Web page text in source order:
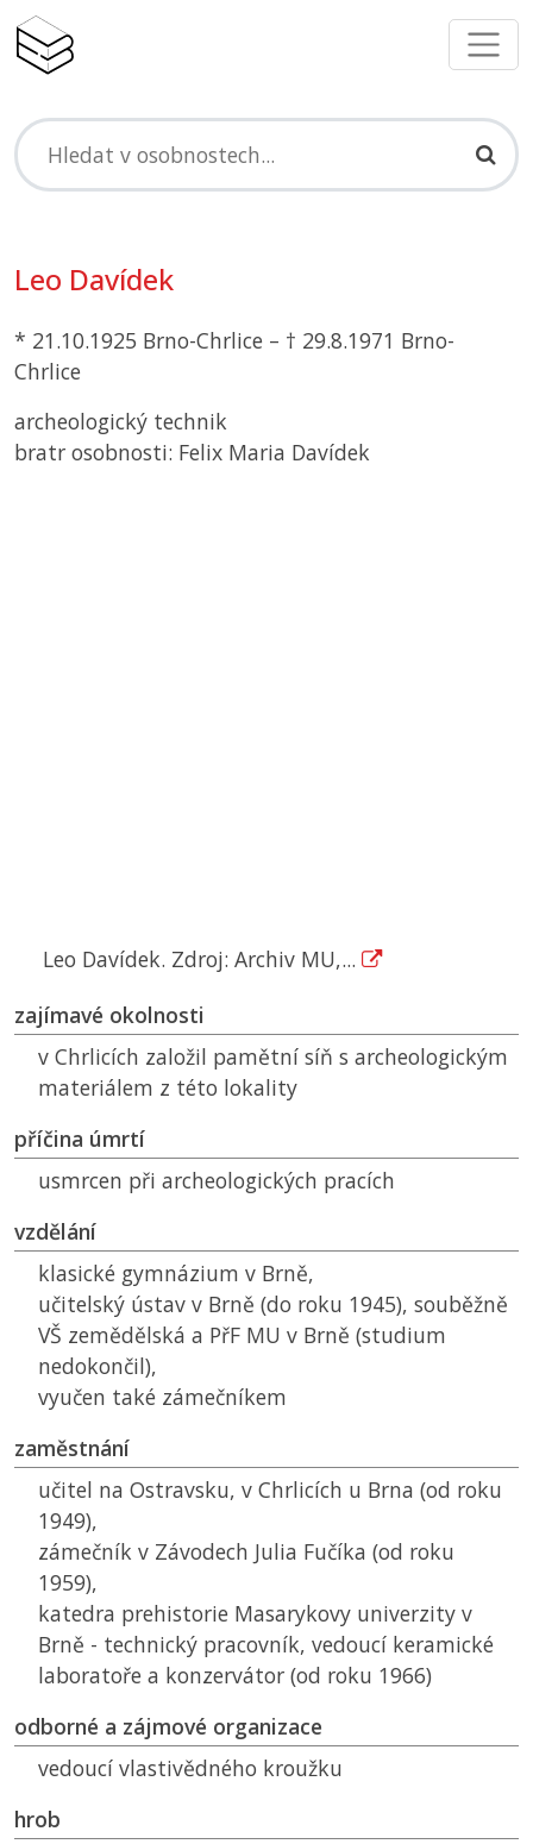
Leo Davídek
* 21.10.1925 Brno-Chrlice – † 29.8.1971 Brno-
Chrlice
archeologický technik
bratr osobnosti: Felix Maria Davídek
Leo Davídek. Zdroj: Archiv MU,...
zajímavé okolnosti
v Chrlicích založil pamětní síň s archeologickým
materiálem z této lokality
příčina úmrtí
usmrcen při archeologických pracích
vzdělání
klasické gymnázium v Brně,
učitelský ústav v Brně (do roku 1945), souběžně
VŠ zemědělská a PřF MU v Brně (studium
nedokončil),
vyučen také zámečníkem
zaměstnání
učitel na Ostravsku, v Chrlicích u Brna (od roku
1949),
zámečník v Závodech Julia Fučíka (od roku
1959),
katedra prehistorie Masarykovy univerzity v
Brně - technický pracovník, vedoucí keramické
laboratoře a konzervátor (od roku 1966)
odborné a zájmové organizace
vedoucí vlastivědného kroužku
hrob